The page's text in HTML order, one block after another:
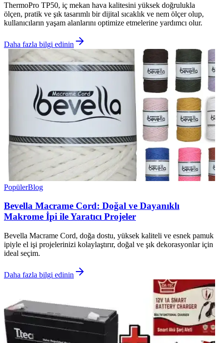
ThermoPro TP50, iç mekan hava kalitesini yüksek doğrulukla
ölçen, pratik ve şık tasarımlı bir dijital sıcaklık ve nem ölçer olup,
kullanıcıların yaşam alanlarını optimize etmelerine yardımcı olur.
Daha fazla bilgi edinin
PopülerBlog
Bevella Macrame Cord: Doğal ve Dayanıklı
Makrome İpi ile Yaratıcı Projeler
Bevella Macrame Cord, doğa dostu, yüksek kaliteli ve esnek pamuk
ipiyle el işi projelerinizi kolaylaştırır, doğal ve şık dekorasyonlar için
ideal seçim.
Daha fazla bilgi edinin